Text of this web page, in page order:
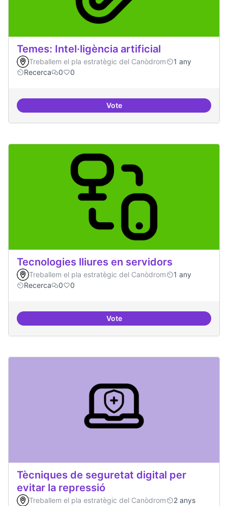
Temes: Intel·ligència artificial
Treballem el pla estratègic del Canòdrom
1 any
Recerca
0 0
VoteTemes: Intel·ligència artificial
Tecnologies lliures en servidors
Treballem el pla estratègic del Canòdrom
1 any
Recerca
0 0
VoteTecnologies lliures en servidors
Tècniques de seguretat digital per
evitar la repressió
Treballem el pla estratègic del Canòdrom
2 anys